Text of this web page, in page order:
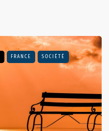
FRANCE SOCIÉTÉ